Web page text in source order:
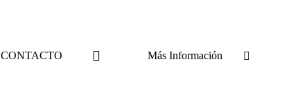
CONTACTO Más Información